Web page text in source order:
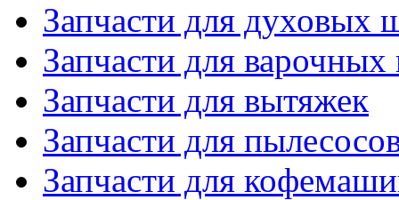
Запчасти для духовых
Запчасти для варочных
Запчасти для вытяжек
Запчасти для
Запчасти для